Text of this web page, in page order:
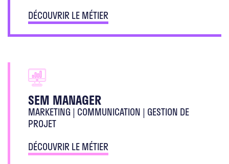
DÉCOUVRIR LE MÉTIER
SEM MANAGER
MARKETING | COMMUNICATION | GESTION DE
PROJET
DÉCOUVRIR LE MÉTIER